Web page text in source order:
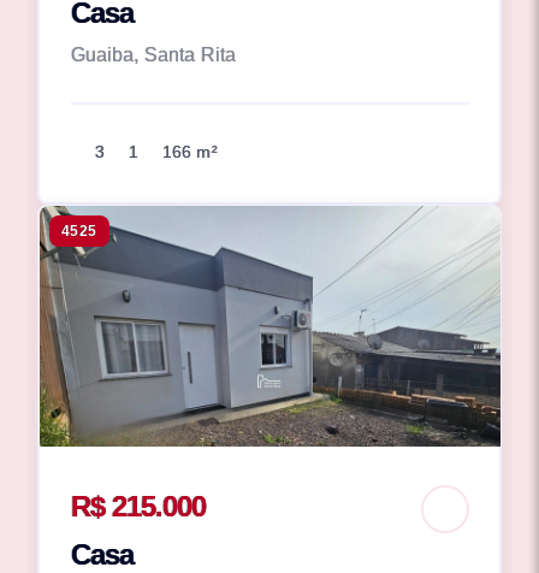
Casa
Guaiba, Santa Rita
3 1 166 m²
4525
R$ 215.000
Casa